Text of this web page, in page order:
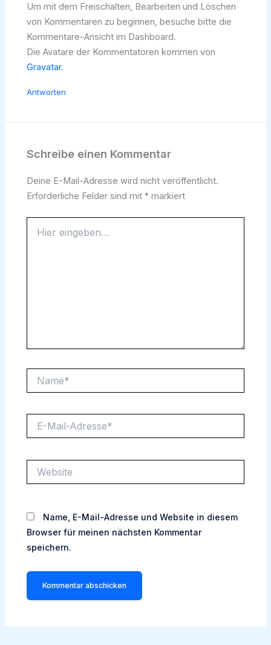
Um mit dem Freischalten, Bearbeiten und Löschen
von Kommentaren zu beginnen, besuche bitte die
Kommentare-Ansicht im Dashboard.
Die Avatare der Kommentatoren kommen von
Gravatar.
Antworten
Schreibe einen Kommentar
Deine E-Mail-Adresse wird nicht veröffentlicht.
Erforderliche Felder sind mit* markiert
eingeben…
Mail-
Name, E-Mail-Adresse und Website in diesem
Browser für meinen nächsten Kommentar
speichern.